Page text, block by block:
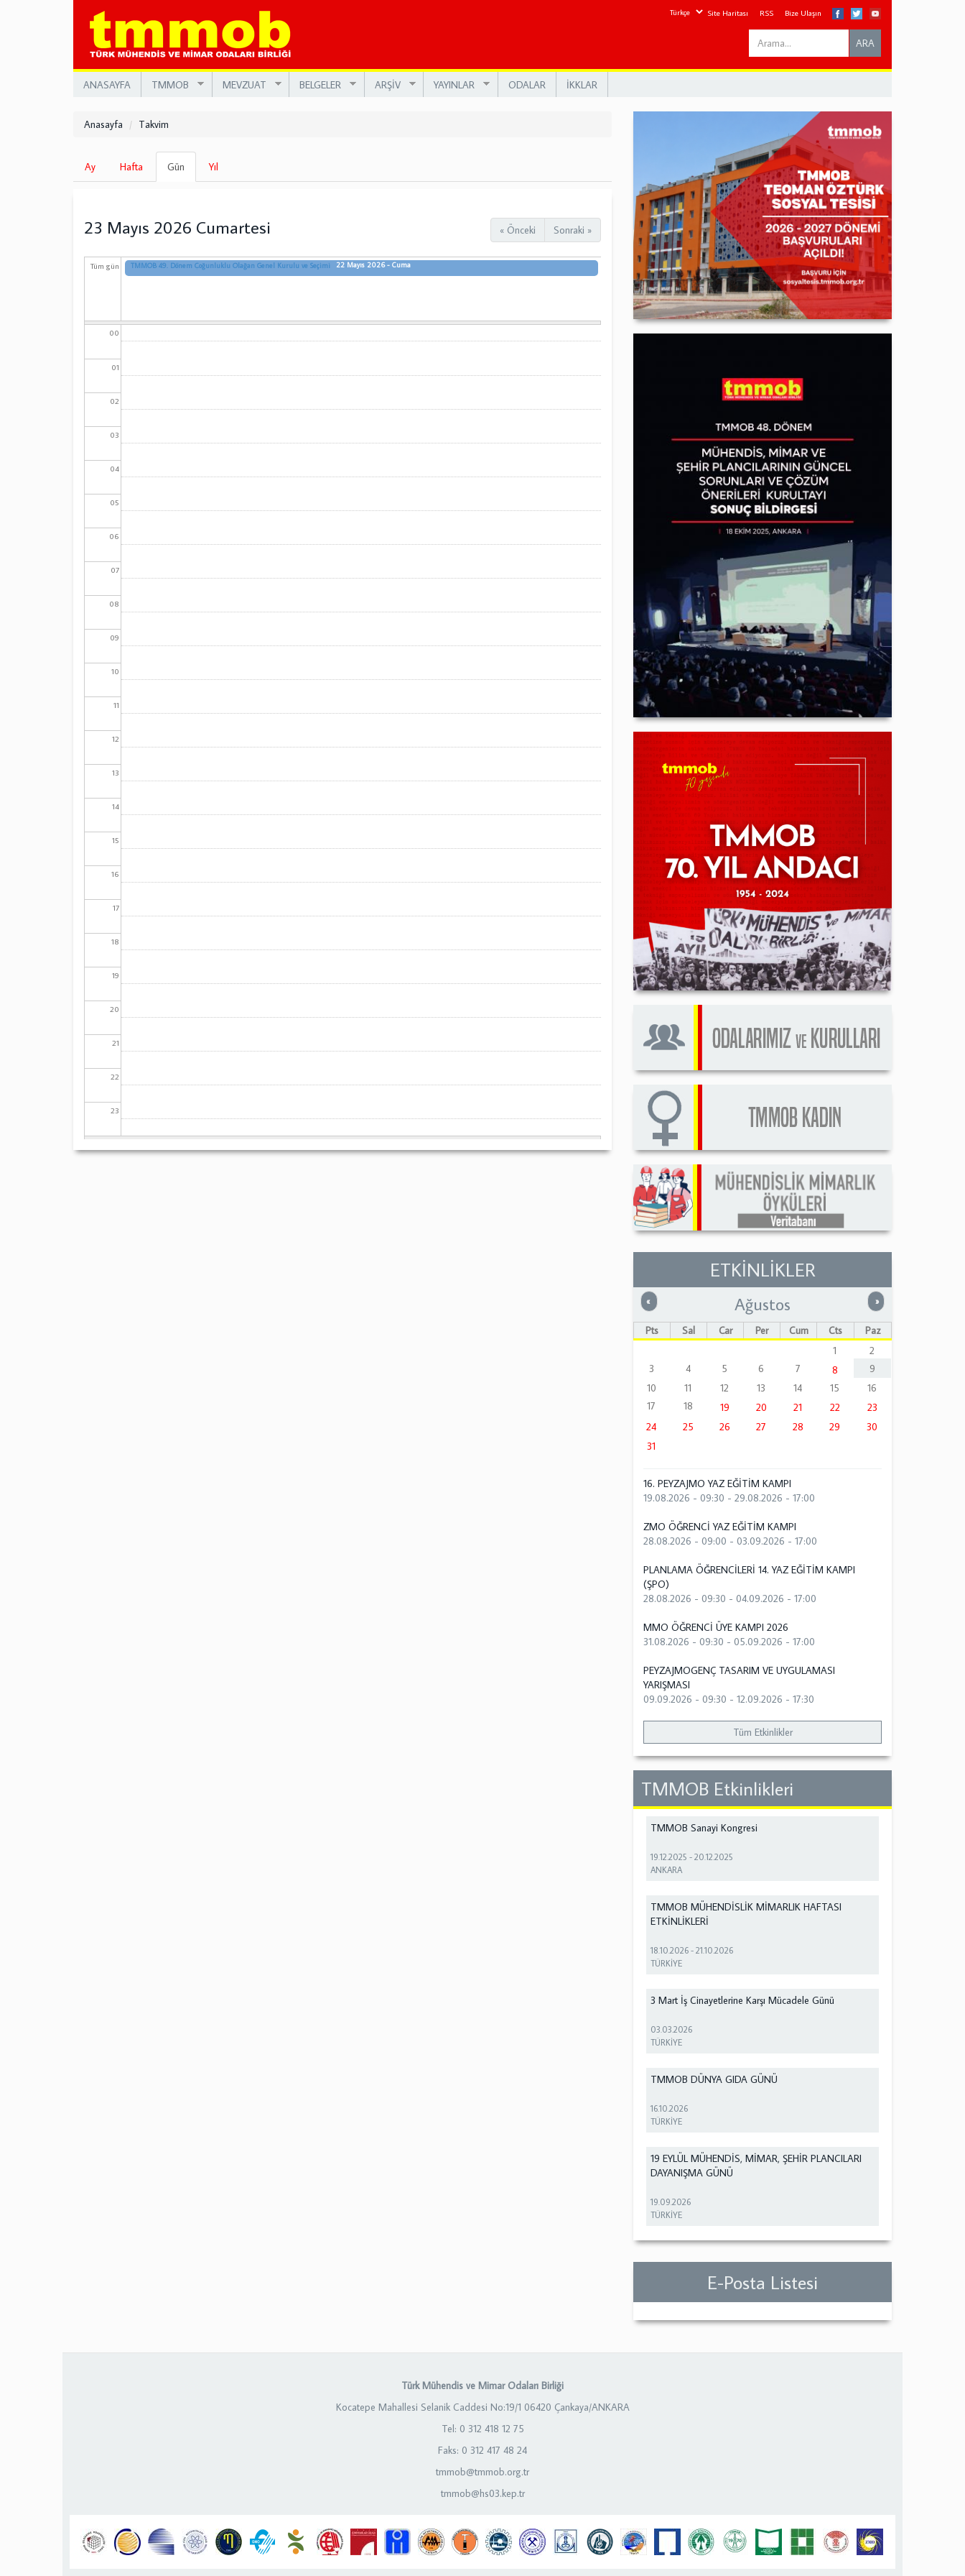
Site Haritası RSS Bize Ulaşın
Search
this
ARA
ANASAYFA TMMOB MEVZUAT BELGELER ARŞİV YAYINLAR ODALAR İKKLAR
Anasayfa Takvim
Birincil
sekmeler
Ay Hafta Gün
sekme)
Yıl
« Önceki Sonraki »
23 Mayıs 2026 Cumartesi
Tüm gün TMMOB 49. Dönem Çoğunluklu Olağan Genel Kurulu ve Seçimi 22 Mayıs 2026 - Cuma
00
01
02
03
04
05
06
07
08
09
10
11
12
13
14
15
16
17
18
19
20
21
22
23
ETKİNLİKLER
« Önceki »Sonraki
Ağustos
Pts Sal Çar Per Cum Cts
Paz
1
2
3
4 5 6 7 8
9
10
11 12 13 14 15
16
17
18 19 20 21 22
23
24
25 26 27 28 29
30
31
16. PEYZAJMO YAZ EĞİTİM KAMPI
19.08.2026 - 09:30 -29.08.2026 - 17:00
ZMO ÖĞRENCİ YAZ EĞİTİM KAMPI
28.08.2026 - 09:00 -03.09.2026 - 17:00
PLANLAMA ÖĞRENCİLERİ 14. YAZ EĞİTİM KAMPI
(ŞPO)
28.08.2026 - 09:30 -04.09.2026 - 17:00
MMO ÖĞRENCİ ÜYE KAMPI 2026
31.08.2026 - 09:30 -05.09.2026 - 17:00
PEYZAJMOGENÇ TASARIM VE UYGULAMASI
YARIŞMASI
09.09.2026 - 09:30 -12.09.2026 - 17:30
Tüm Etkinlikler
TMMOB Etkinlikleri
TMMOB Sanayi Kongresi
19.12.2025 -20.12.2025
ANKARA
TMMOB MÜHENDİSLİK MİMARLIK HAFTASI
ETKİNLİKLERİ
18.10.2026 -21.10.2026
TÜRKİYE
3 Mart İş Cinayetlerine Karşı Mücadele Günü
03.03.2026
TÜRKİYE
TMMOB DÜNYA GIDA GÜNÜ
16.10.2026
TÜRKİYE
19 EYLÜL MÜHENDİS, MİMAR, ŞEHİR PLANCILARI
DAYANIŞMA GÜNÜ
19.09.2026
TÜRKİYE
E-Posta Listesi
Türk Mühendis ve Mimar Odaları Birliği
Kocatepe Mahallesi Selanik Caddesi No:19/1 06420 Çankaya/ANKARA
Tel: 0 312 418 12 75
Faks: 0 312 417 48 24
tmmob@tmmob.org.tr
tmmob@hs03.kep.tr